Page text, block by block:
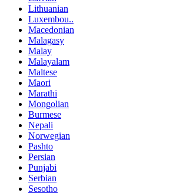
Lithuanian
Luxembou..
Macedonian
Malagasy
Malay
Malayalam
Maltese
Maori
Marathi
Mongolian
Burmese
Nepali
Norwegian
Pashto
Persian
Punjabi
Serbian
Sesotho